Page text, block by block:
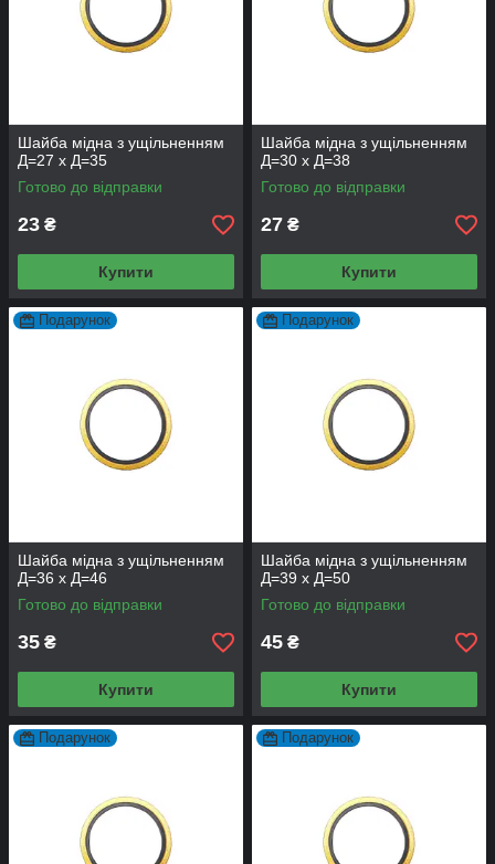
Шайба мідна з ущільненням
Д=27 х Д=35
Готово до відправки
23 ₴
Купити
Шайба мідна з ущільненням
Д=30 х Д=38
Готово до відправки
27 ₴
Купити
Подарунок
Шайба мідна з ущільненням
Д=36 х Д=46
Готово до відправки
35 ₴
Купити
Подарунок
Шайба мідна з ущільненням
Д=39 х Д=50
Готово до відправки
45 ₴
Купити
Подарунок Подарунок